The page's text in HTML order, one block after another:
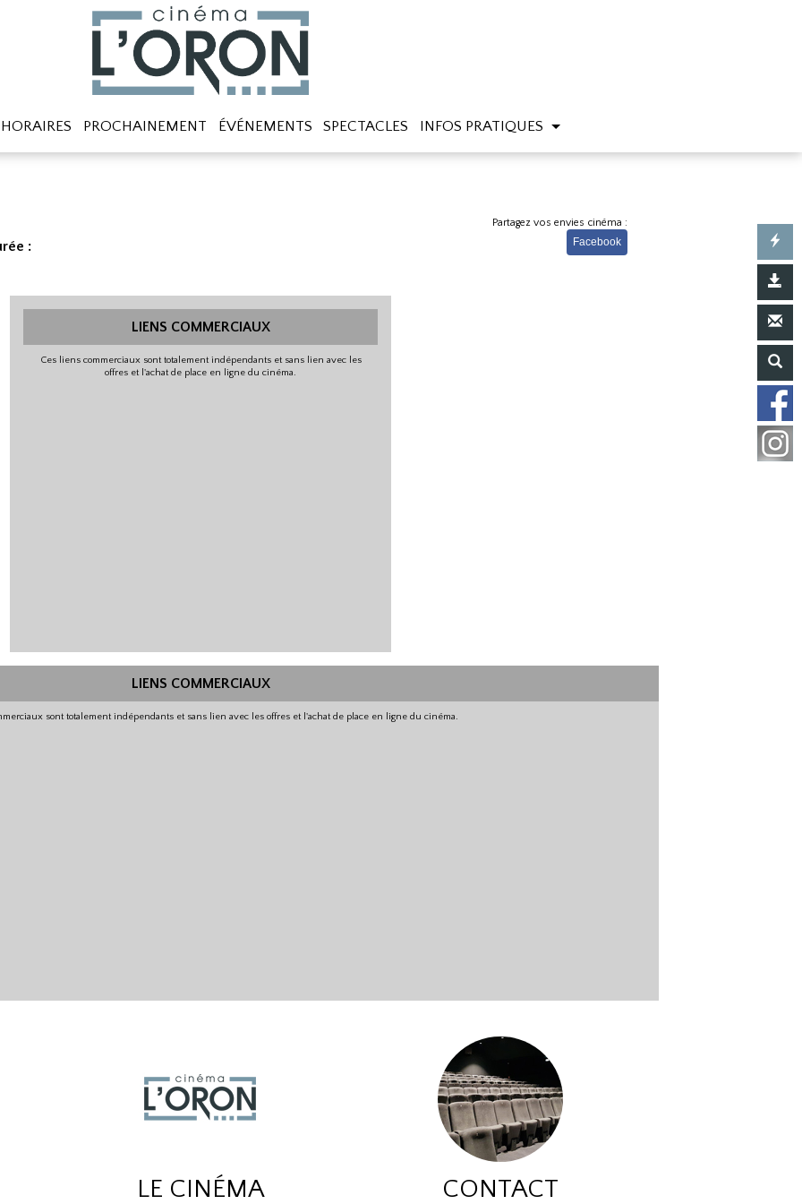
HORAIRES PROCHAINEMENT ÉVÉNEMENTS SPECTACLES INFOS PRATIQUES
:
Partagez vos envies cinéma :
Facebook
LIENS COMMERCIAUX
Ces liens commerciaux sont totalement indépendants et sans lien avec les
offres et l'achat de place en ligne du cinéma.
LIENS COMMERCIAUX
sont totalement indépendants et sans lien avec les offres et l'achat de place en ligne du cinéma.
LE CINÉMA CONTACT